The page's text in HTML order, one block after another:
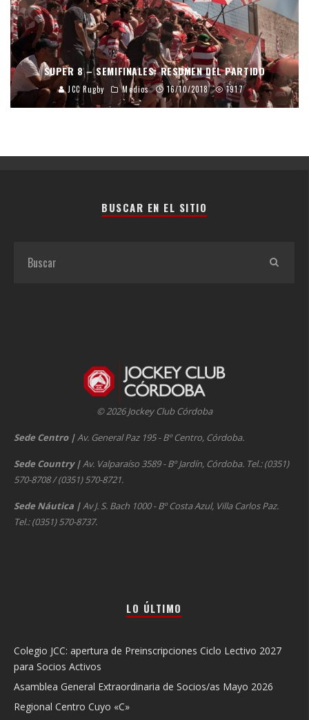
SUPER 8 – SEMIFINALES: RESUMEN DEL PARTIDO
JCC Rugby Medios 16/10/2018 1917
BUSCAR EN EL SITIO
© 2026 Jockey Club Córdoba
Sede Centro |Av. General Paz 195 - Bº Centro, Córdoba.
Sede Country |Av. Valparaíso 3589 - Bº Jardín, Córdoba. Tel.: (0351)
570-8708 / (0351) 570-8721.
Sede Náutica |Av J. S. Bach 1000 - Bº Costa Azul, Villa Carlos Paz.
Tel.: (0351) 570-8737.
LO ÚLTIMO
Colegio JCC: apertura de Preinscripciones Ciclo Lectivo 2027
para Socios Activos
Asamblea General Extraordinaria de Socios/as Mayo 2026
Regional Centro Cuyo «C»